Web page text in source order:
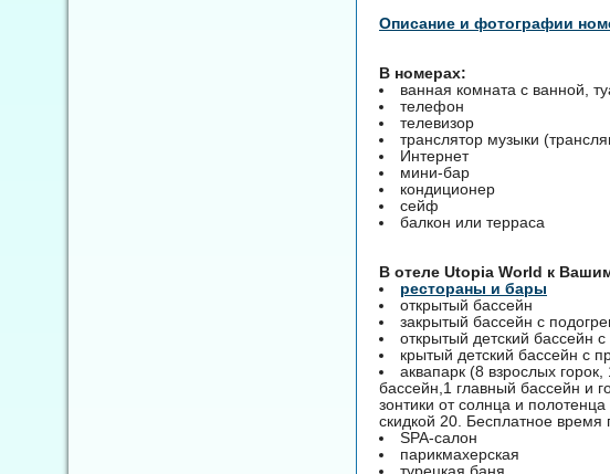
Описание и фотографии
В номерах:
ванная комната с ванной,
телефон
телевизор
транслятор музыки
Интернет
мини-бар
кондиционер
сейф
балкон или терраса
B отеле Utopia World к
рестораны и бары
открытый бассейн
закрытый бассейн с
открытый детский бассейн
крытый детский бассейн с
аквапарк (8 взрослых
бассейн,1 главный бассейн и
зонтики от солнца и
скидкой 20. Бесплатное
SPA-салон
парикмахерская